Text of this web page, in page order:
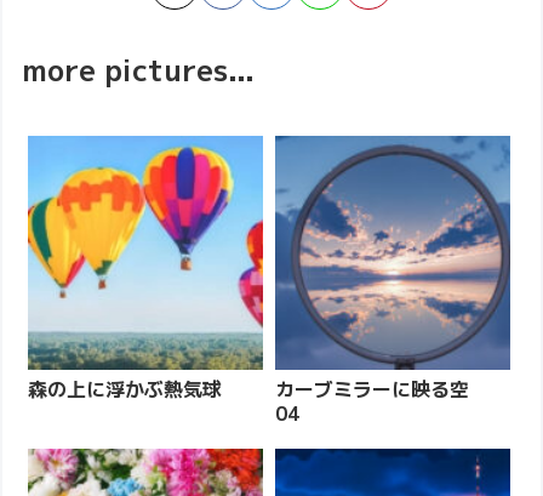
more pictures...
森の上に浮かぶ熱気球
カーブミラーに映る空
04